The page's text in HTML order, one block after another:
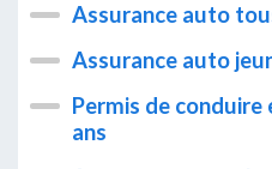
Assurance auto
Assurance auto
Permis de
ans